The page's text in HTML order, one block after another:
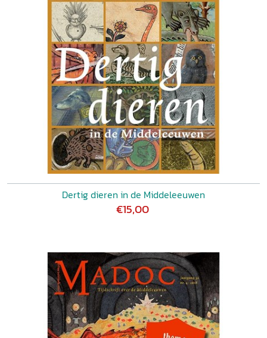
Dertig dieren in de Middeleeuwen
€15,00